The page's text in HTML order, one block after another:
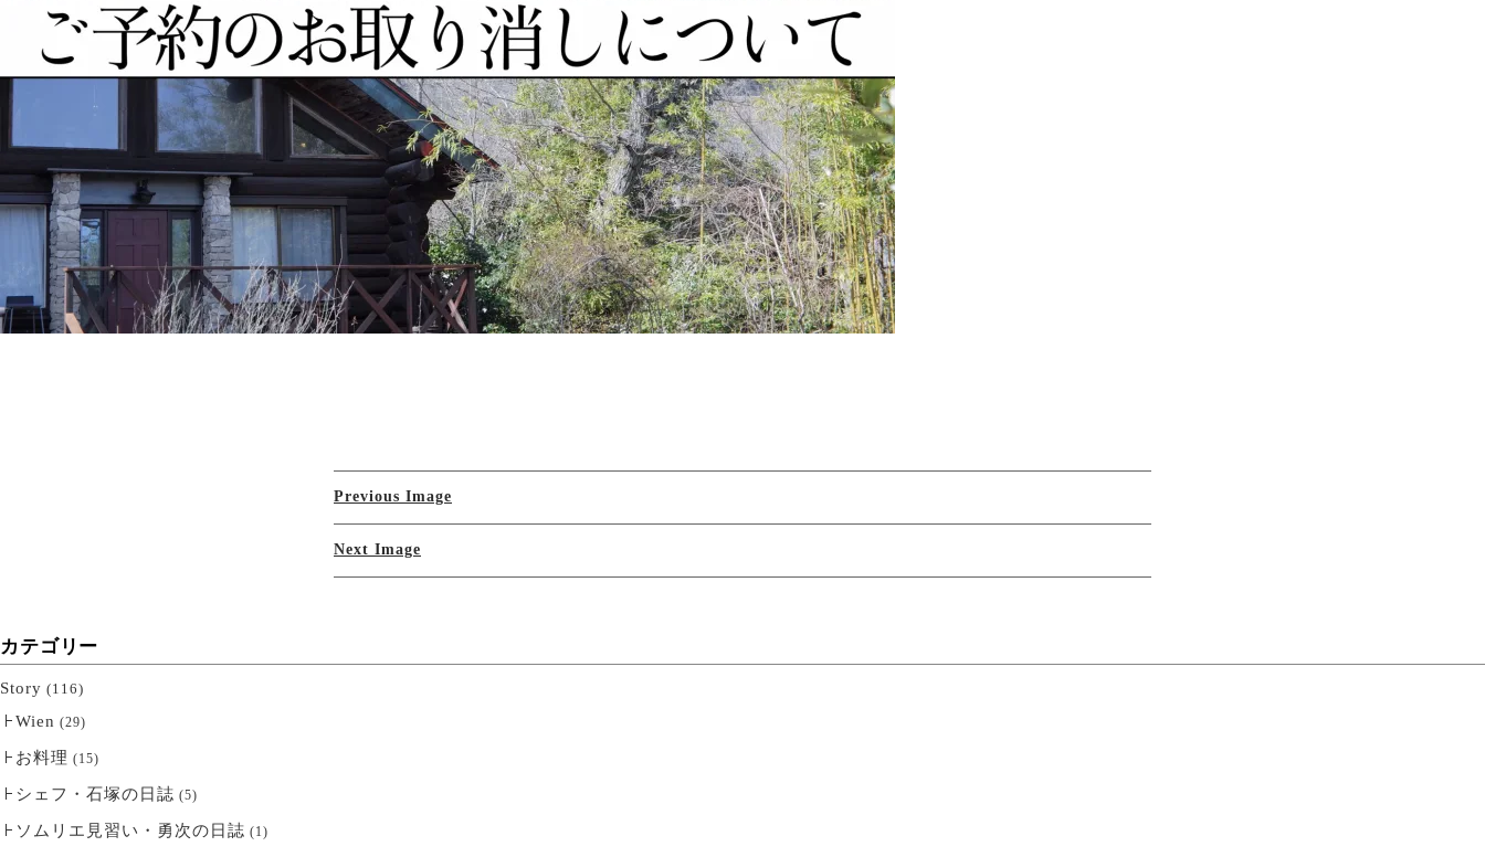
Previous Image
Next Image
カテゴリー
Story (116)
Wien (29)
お料理 (15)
シェフ・石塚の日誌 (5)
ソムリエ見習い・勇次の日誌 (1)